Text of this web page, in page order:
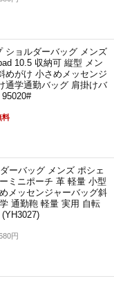
ショルダーバッグ メンズ
10.5 収納可 縦型 メン
めがけ 小さめメッセンジ
通学通勤バッグ 肩掛けバ
料
ーバッグ メンズ ポシェ
ミニポーチ 革 軽量 小型
メッセンジャーバッグ斜
通勤鞄 軽量 実用 自転
円